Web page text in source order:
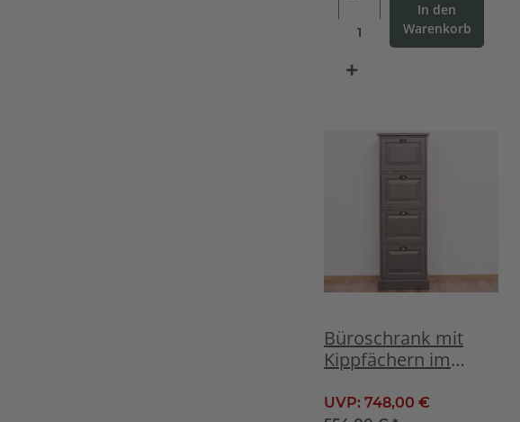
In den
Warenkorb
Büroschrank mit
Kippfächern im
aschbraun
UVP: 748,00 €